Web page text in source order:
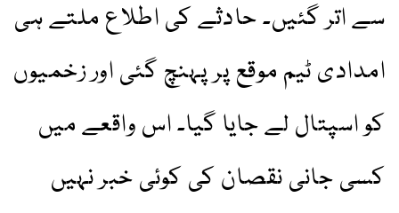
سے اتر گئیں۔ حادثے کی اطلاع ملتے ہی
امدادی ٹیم موقع پر پہنچ گئی اور زخمیوں
کو اسپتال لے جایا گیا۔ اس واقعے میں
کسی جانی نقصان کی کوئی خبر نہیں